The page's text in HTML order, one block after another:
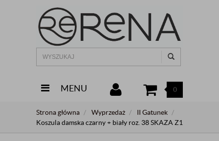
MENU 0
Strona główna Wyprzedaż
II Gatunek
Koszula damska czarny + biały roz. 38 SKAZA Z1